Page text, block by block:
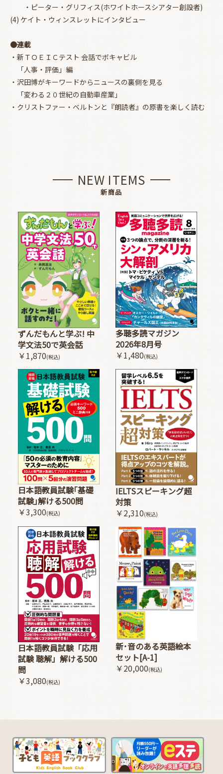
・ピーター・グリフィス(ホワイトホースシアター創設者)
(4) ケイト・ウィンスレットにインタビュー
●連載
・新ＴＯＥＩＣテスト 会話でボキャビル
「人事・評価」編
・沢田博がキーワードからニュースの裏側を見る
「変わる２０世紀の自動車産業」
・クリストファー・ベルトンと『朗読者』の原書を楽しく読む
NEW ITEMS
新商品
ずんだもんと学ぶ! 中
学文法50で英会話
￥1,870(税込)
多聴多読マガジン
2026年8月号
￥1,480(税込)
日本語教員試験｢基礎
試験｣解ける500問
￥3,300(税込)
IELTSスピーキング超
対策
￥2,310(税込)
日本語教員試験「応用
試験 聴解」解ける500
問
￥3,080(税込)
新･音のある英語絵本
セット[A-1]
￥20,000(税込)